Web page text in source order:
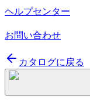
ヘルプセンター
お問い合わせ
カタログに戻る